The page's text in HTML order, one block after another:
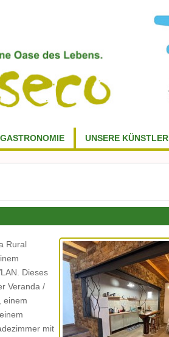
GASTRONOMIE UNSERE KÜNSTLER
Rural
Dieses
Veranda /
einem
mit